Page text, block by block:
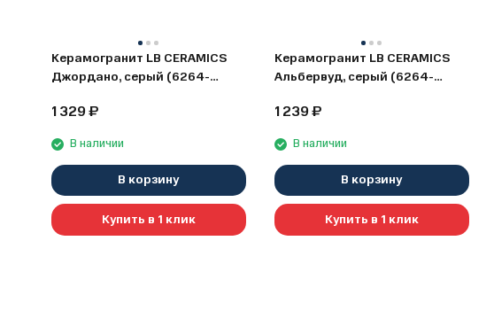
Керамогранит LB CERAMICS
Джордано, серый (6264-
1 329₽
В наличии
В корзину
Купить в 1 клик
Керамогранит LB CERAMICS
Альбервуд, серый (6264-
1 239₽
В наличии
В корзину
Купить в 1 клик